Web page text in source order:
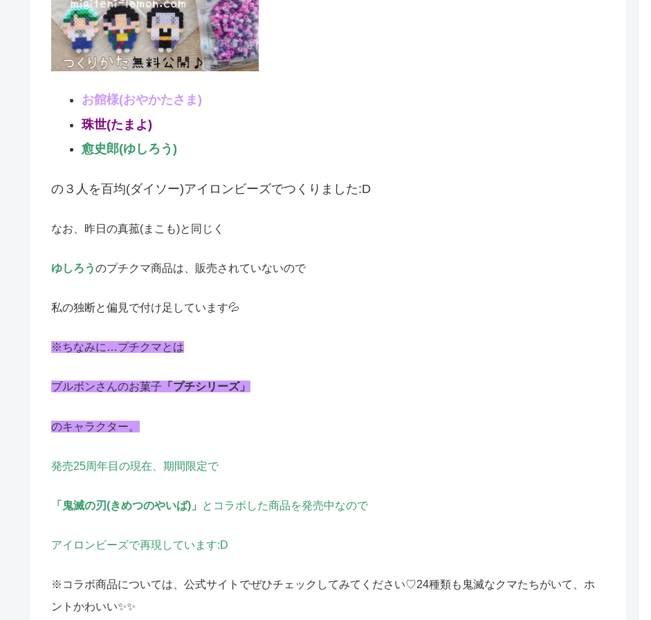
お館様(おやかたさま)
珠世(たまよ)
愈史郎(ゆしろう)
の３人を百均(ダイソー)アイロンビーズでつくりました:D
なお、昨日の真菰(まこも)と同じく
ゆしろうのプチクマ商品は、販売されていないので
私の独断と偏見で付け足しています💦
※ちなみに…プチクマとは
ブルボンさんのお菓子 「プチシリーズ」
のキャラクター。
発売25周年目の現在、期間限定で
「鬼滅の刃(きめつのやいば)」 とコラボした商品を発売中なので
アイロンビーズで再現しています:D
※コラボ商品については、公式サイトでぜひチェックしてみてください♡24種類も鬼滅なクマたちがいて、ホ
ントかわいい✨✨